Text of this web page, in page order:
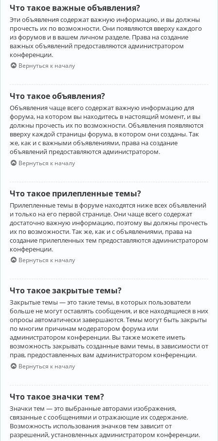
Что такое важные объявления?
Эти объявления содержат важную информацию, и вы должны
прочесть их по возможности. Они появляются вверху каждого
из форумов и в вашем личном разделе. Права на создание
важных объявлений предоставляются администратором
конференции.
Вернуться к началу
Что такое объявления?
Объявления чаще всего содержат важную информацию для
форума, на котором вы находитесь в настоящий момент, и вы
должны прочесть их по возможности. Объявления появляются
вверху каждой страницы форума, в котором они созданы. Так
же, как и с важными объявлениями, права на создание
объявлений предоставляются администратором.
Вернуться к началу
Что такое прилепленные темы?
Прилепленные темы в форуме находятся ниже всех объявлений
и только на его первой странице. Они чаще всего содержат
достаточно важную информацию, поэтому вы должны прочесть
их по возможности. Так же, как и с объявлениями, права на
создание прилепленных тем предоставляются администратором
конференции.
Вернуться к началу
Что такое закрытые темы?
Закрытые темы — это такие темы, в которых пользователи
больше не могут оставлять сообщения, и все находящиеся в них
опросы автоматически завершаются. Темы могут быть закрыты
по многим причинам модератором форума или
администратором конференции. Вы также можете иметь
возможность закрывать созданные вами темы, в зависимости от
прав, предоставленных вам администратором конференции.
Вернуться к началу
Что такое значки тем?
Значки тем — это выбранные авторами изображения,
связанные с сообщениями и отражающие их содержание.
Возможность использования значков тем зависит от
разрешений, установленных администратором конференции.